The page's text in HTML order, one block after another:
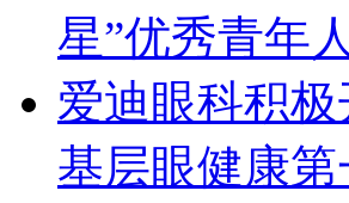
星”优秀青年
爱迪眼科积
基层眼健康